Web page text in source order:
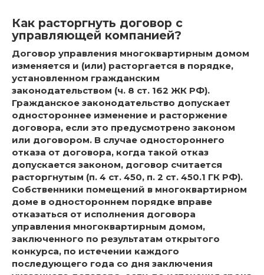
Как расторгнуть договор с
управляющей компанией?
Договор управления многоквартирным домом
изменяется и (или) расторгается в порядке,
установленном гражданским
законодательством (ч. 8 ст. 162 ЖК РФ).
Гражданское законодательство допускает
одностороннее изменение и расторжение
договора, если это предусмотрено законом
или договором. В случае одностороннего
отказа от договора, когда такой отказ
допускается законом, договор считается
расторгнутым (п. 4 ст. 450, п. 2 ст. 450.1 ГК РФ).
Собственники помещений в многоквартирном
доме в одностороннем порядке вправе
отказаться от исполнения договора
управления многоквартирным домом,
заключенного по результатам открытого
конкурса, по истечении каждого
последующего года со дня заключения